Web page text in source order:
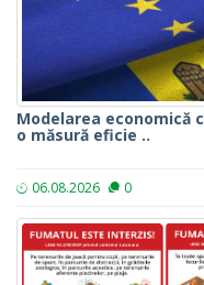
Modelarea economică
o măsură eficie ..
06.08.2026 0